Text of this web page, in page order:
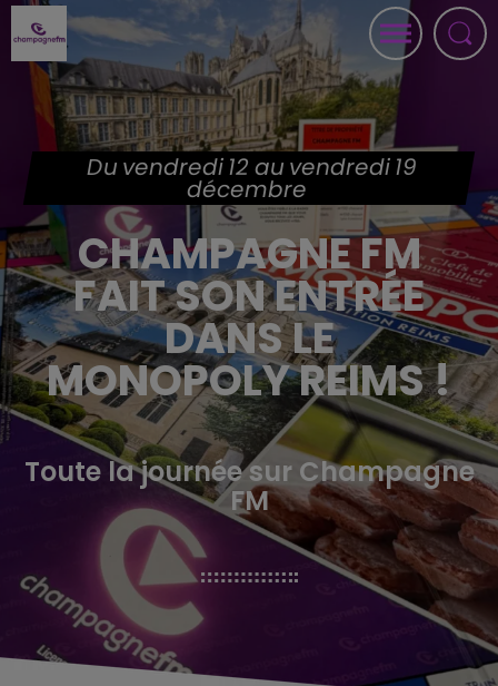
Du vendredi 12 au vendredi 19
décembre
CHAMPAGNE FM
FAIT SON ENTRÉE
DANS LE
MONOPOLY REIMS !
Toute la journée sur Champagne
FM